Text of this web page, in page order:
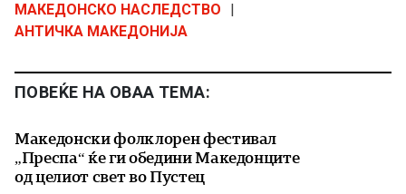
МАКЕДОНСКО НАСЛЕДСТВО
АНТИЧКА МАКЕДОНИЈА
ПОВЕЌЕ НА ОВАА ТЕМА:
Македонски фолклорен фестивал
„Преспа“ ќе ги обедини Македонците
од целиот свет во Пустец